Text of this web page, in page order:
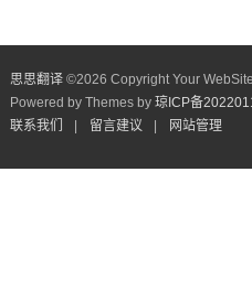
思思翻译©2026 Copyright Your
Powered by Themes by 琼ICP备
联系我们
留言建议 网站管理